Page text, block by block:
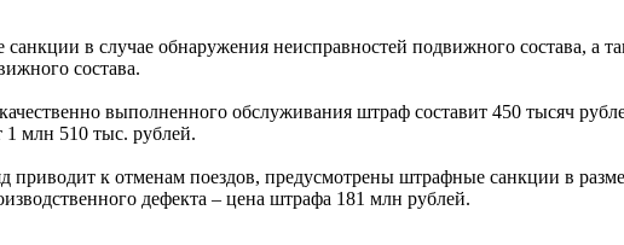
в случае обнаружения неисправностей подвижного состава,
состава.
выполненного обслуживания штраф составит 450 тысяч
млн 510 тыс. рублей.
приводит к отменам поездов, предусмотрены штрафные санкции в
дефекта – цена штрафа 181 млн рублей.